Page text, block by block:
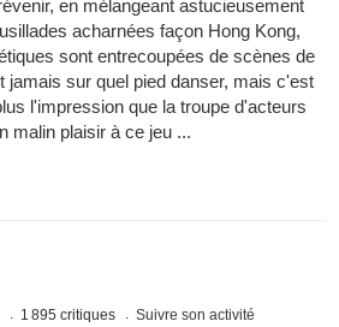
en mélangeant astucieusement
acharnées façon Hong Kong,
sont entrecoupées de scènes de
jamais sur quel pied danser, mais c'est
l'impression que la troupe d'acteurs
malin plaisir à ce jeu ...
1 895 critiques Suivre son activité